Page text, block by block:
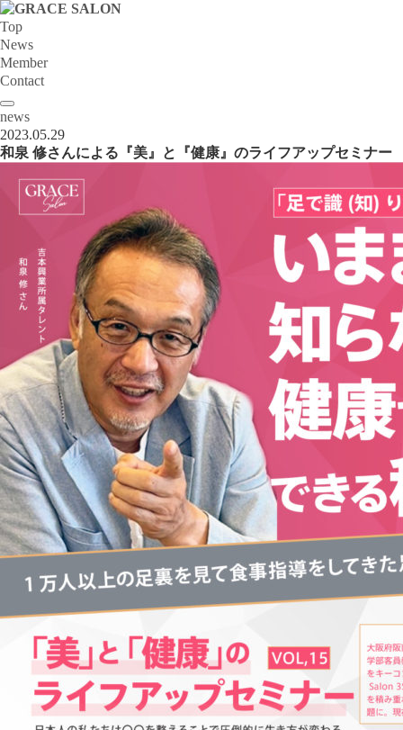
Top
News
Member
Contact
news
2023.05.29
和泉 修さんによる『美』と『健康』のライフアップセミナー